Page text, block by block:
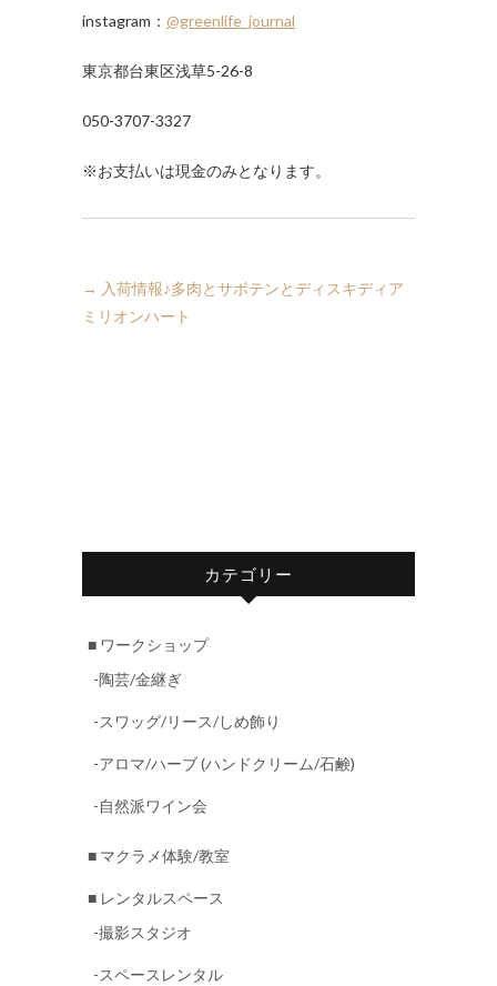
instagram： @greenlife_journal
東京都台東区浅草5-26-8
050-3707-3327
※お支払いは現金のみとなります。
→ 入荷情報♪多肉とサボテンとディスキディア
ミリオンハート
カテゴリー
■ ワークショップ
-陶芸/金継ぎ
-スワッグ/リース/しめ飾り
-アロマ/ハーブ (ハンドクリーム/石鹸)
-自然派ワイン会
■ マクラメ体験/教室
■ レンタルスペース
-撮影スタジオ
-スペースレンタル